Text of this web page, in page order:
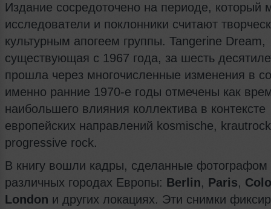
Издание сосредоточено на периоде, который
исследователи и поклонники считают
культурным апогеем группы. Tangerine Dream,
существующая с 1967 года, за шесть
прошла через многочисленные изменения в
именно ранние 1970‑е годы отмечены как
наибольшего влияния коллектива в контексте
европейских направлений kosmische,
progressive rock.
В книгу вошли кадры, сделанные фотографом
различных городах Европы: Berlin, Paris,
London и других локациях. Эти снимки